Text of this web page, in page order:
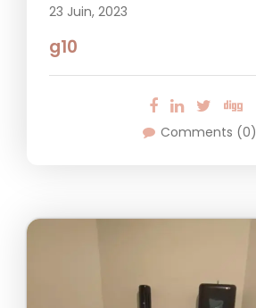
23 Juin, 2023
g10
Comments (0)